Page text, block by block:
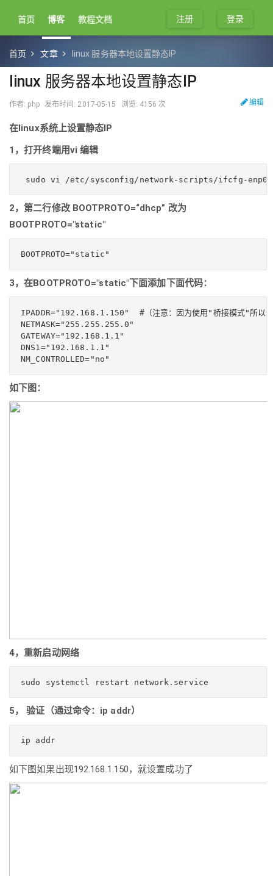
首页 博客 教程文档 登录
注册
首页 文章 linux 服务器本地设置静态IP
linux 服务器本地设置静态IP
作者: php 发布时间: 2017-05-15 浏览: 4156 次 编辑
在linux系统上设置静态IP
1，打开终端用vi 编辑
2，第二行修改 BOOTPROTO=“dhcp” 改为
BOOTPROTO="static"
3，在BOOTPROTO="static"下面添加下面代码：
IPADDR="192.168.1.150"  #（注意：因为使用"桥接模式"所以
NETMASK="255.255.255.0"
GATEWAY="192.168.1.1"
DNS1="192.168.1.1"
如下图：
4，重新启动网络
sudo systemctl restart network.service
5， 验证（通过命令：ip addr）
ip addr
如下图如果出现192.168.1.150，就设置成功了